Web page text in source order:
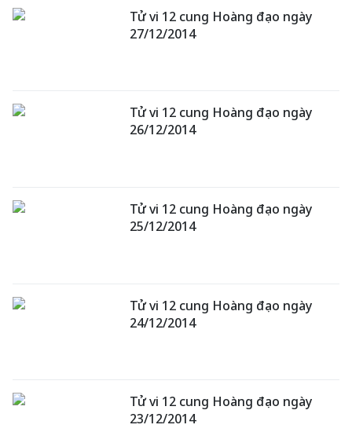
Tử vi 12 cung Hoàng đạo ngày
27/12/2014
Tử vi 12 cung Hoàng đạo ngày
26/12/2014
Tử vi 12 cung Hoàng đạo ngày
25/12/2014
Tử vi 12 cung Hoàng đạo ngày
24/12/2014
Tử vi 12 cung Hoàng đạo ngày
23/12/2014